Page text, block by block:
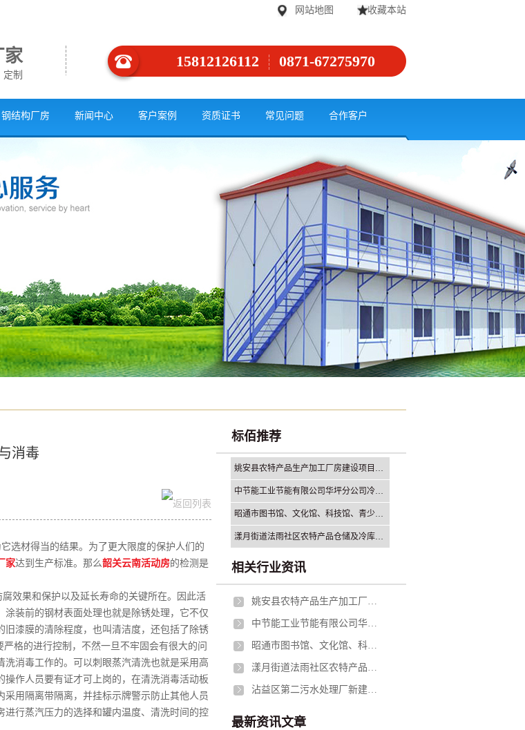
网站地图 收藏本站
家
制
15812126112 0871-67275970
钢结构厂房 新闻中心 客户案例 资质证书 常见问题 合作客户
消毒
选材得当的结果。为了更大限度的保护人们的
家达到生产标准。那么韶关云南活动房的检测是
效果和保护以及延长寿命的关键所在。因此活
装前的钢材表面处理也就是除锈处理，它不仅
漆膜的清除程度，也叫清洁度，还包括了除锈
严格的进行控制，不然一旦不牢固会有很大的问
消毒工作的。可以刺眼蒸汽清洗也就是采用高
作人员要有证才可上岗的，在清洗消毒活动板
用隔离带隔离，并挂标示牌警示防止其他人员
行蒸汽压力的选择和罐内温度、清洗时间的控
标佰推荐
姚安县农特产品生产加工厂房建设项目勘察设计采购施工总承包（EPC)招标公告
中节能工业节能有限公司华坪分公司冷却塔减速机支架钢结构更换（二次公告）采购公告
昭通市图书馆、文化馆、科技馆、青少年活动中心建设项目钢结构专业分包招标
漾月街道法雨社区农特产品仓储及冷库项目施工招标公告
相关行业资讯
姚安县农特产品生产加工厂房建设项目勘察设计采购施工总承包（EPC)招标公告
中节能工业节能有限公司华坪分公司冷却塔减速机支架钢结构更换（二次公告）采购公告
昭通市图书馆、文化馆、科技馆、青少年活动中心建设项目钢结构专业分包招标
漾月街道法雨社区农特产品仓储及冷库项目施工招标公告
沾益区第二污水处理厂新建工程第三方质量检测服务资格预审公告
最新资讯文章